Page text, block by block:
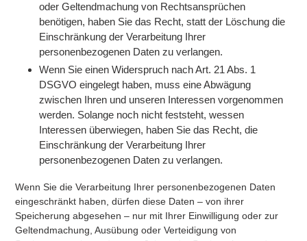
oder Geltendmachung von Rechtsansprüchen
benötigen, haben Sie das Recht, statt der Löschung die
Einschränkung der Verarbeitung Ihrer
personenbezogenen Daten zu verlangen.
Wenn Sie einen Widerspruch nach Art. 21 Abs. 1
DSGVO eingelegt haben, muss eine Abwägung
zwischen Ihren und unseren Interessen vorgenommen
werden. Solange noch nicht feststeht, wessen
Interessen überwiegen, haben Sie das Recht, die
Einschränkung der Verarbeitung Ihrer
personenbezogenen Daten zu verlangen.
Wenn Sie die Verarbeitung Ihrer personenbezogenen Daten
eingeschränkt haben, dürfen diese Daten – von ihrer
Speicherung abgesehen – nur mit Ihrer Einwilligung oder zur
Geltendmachung, Ausübung oder Verteidigung von